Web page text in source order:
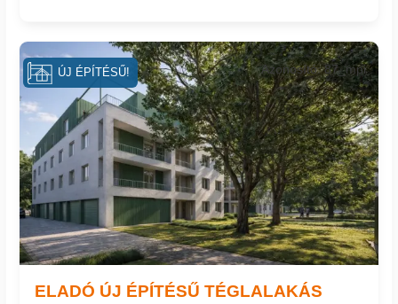
ELADÓ ÚJ ÉPÍTÉSŰ TÉGLALAKÁS
Azonosító: 87_mpi
ÚJ ÉPÍTÉSŰ!